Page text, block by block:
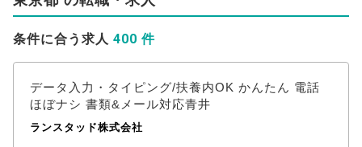
条件に合う求人 400 件
データ入力・タイピング/扶養内OK かんたん 電話
ほぼナシ 書類&メール対応青井
ランスタッド株式会社